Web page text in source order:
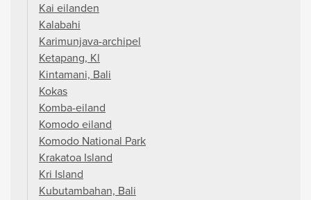
Kai eilanden
Kalabahi
Karimunjava-archipel
Ketapang, Kl
Kintamani, Bali
Kokas
Komba-eiland
Komodo eiland
Komodo National Park
Krakatoa Island
Kri Island
Kubutambahan, Bali